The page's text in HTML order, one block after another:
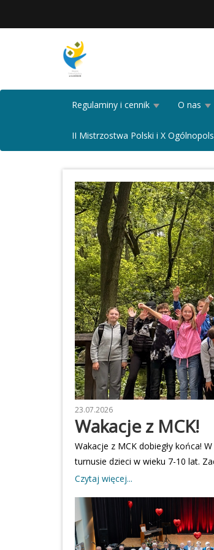
Regulaminy i cennik O nas
II Mistrzostwa Polski i X
23.07.2026
Wakacje z MCK!
Wakacje z MCK dobiegły końca!
turnusie dzieci w wieku 7-10 lat.
oglądali eksponaty, ale również
zakończenie zjedliśmy pyszną
Pierwszym punktem naszej
poznaliśmy fascynującą historię
Czytaj więcej...